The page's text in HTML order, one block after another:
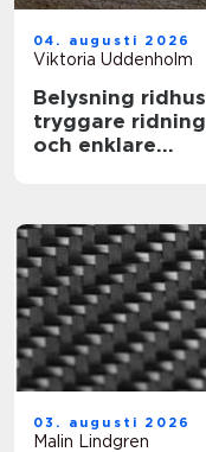
04. augusti 2026
Viktoria Uddenholm
Belysning ridhus
tryggare ridning
och enklare
03. augusti 2026
Malin Lindgren